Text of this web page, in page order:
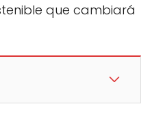
que cambiará